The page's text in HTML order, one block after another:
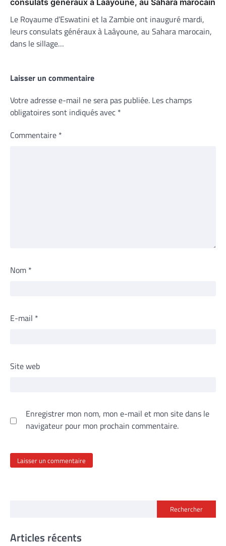
Le Royaume d’Eswatini et la Zambie ont inauguré mardi,
leurs consulats généraux à Laâyoune, au Sahara marocain,
dans le sillage…
Laisser un commentaire
Votre adresse e-mail ne sera pas publiée. Les champs
obligatoires sont indiqués avec *
Commentaire *
Nom *
E-mail *
Site web
Enregistrer mon nom, mon e-mail et mon site dans le
navigateur pour mon prochain commentaire.
Rechercher
Articles récents